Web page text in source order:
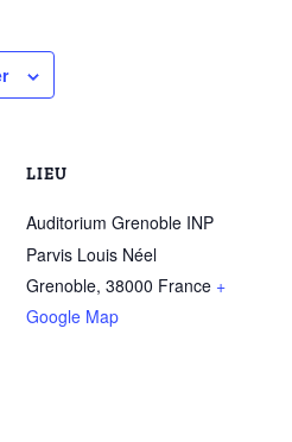
LIEU
Auditorium Grenoble INP
Parvis Louis Néel
Grenoble, 38000 France +
Google Map